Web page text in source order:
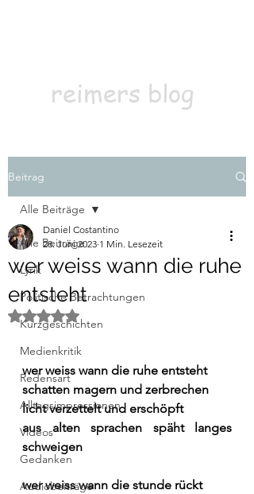
reimers blog
Beitrag
Alle Beiträge
Lyrik
Politische Betrachtungen
Kurzgeschichten
Medienkritik
Redensart
Alltagsimpressionen
Videos
Gedanken
Audiobeiträge
Alle Beiträge
wer weiss wann die ruhe
entsteht
Daniel Costantino
28. Juni 2023 1 Min. Lesezeit
Mit NaN von 5 Sternen bewertet.
wer weiss wann die ruhe entsteht
schatten magern und zerbrechen
licht verzettelt und erschöpft
aus alten sprachen späht langes
schweigen
wer weiss wann die stunde rückt